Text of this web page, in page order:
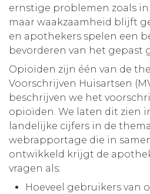
ernstige problemen zoals
maar waakzaamheid blijft
en apothekers spelen een
bevorderen van het gepast
Opioïden zijn één van de
Voorschrijven Huisartsen
beschrijven we het
opioïden. We laten dit zien
landelijke cijfers in de
webrapportage die in
ontwikkeld krijgt de
vragen als:
Hoeveel gebruikers van